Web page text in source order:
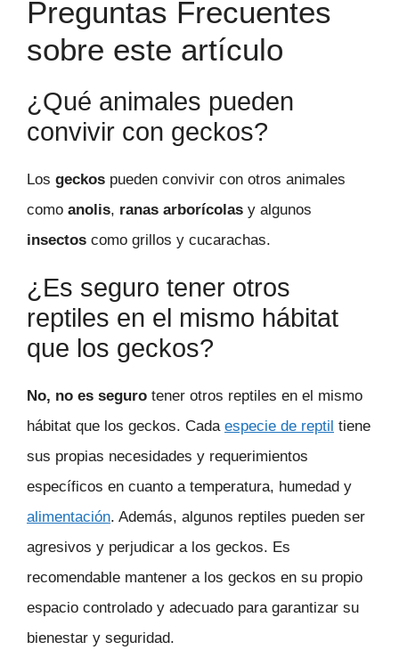
Preguntas Frecuentes
sobre este artículo
¿Qué animales pueden
convivir con geckos?
Los geckos pueden convivir con otros animales
como anolis, ranas arborícolas y algunos
insectos como grillos y cucarachas.
¿Es seguro tener otros
reptiles en el mismo hábitat
que los geckos?
No, no es seguro tener otros reptiles en el mismo
hábitat que los geckos. Cada especie de reptil tiene
sus propias necesidades y requerimientos
específicos en cuanto a temperatura, humedad y
alimentación. Además, algunos reptiles pueden ser
agresivos y perjudicar a los geckos. Es
recomendable mantener a los geckos en su propio
espacio controlado y adecuado para garantizar su
bienestar y seguridad.